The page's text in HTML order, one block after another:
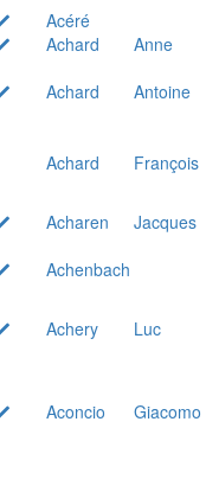
Acéré
Achard
Anne
Achard
Antoine
Achard
François
Acharen
Jacques
Achenbach
Achery
Luc
Aconcio Giacomo